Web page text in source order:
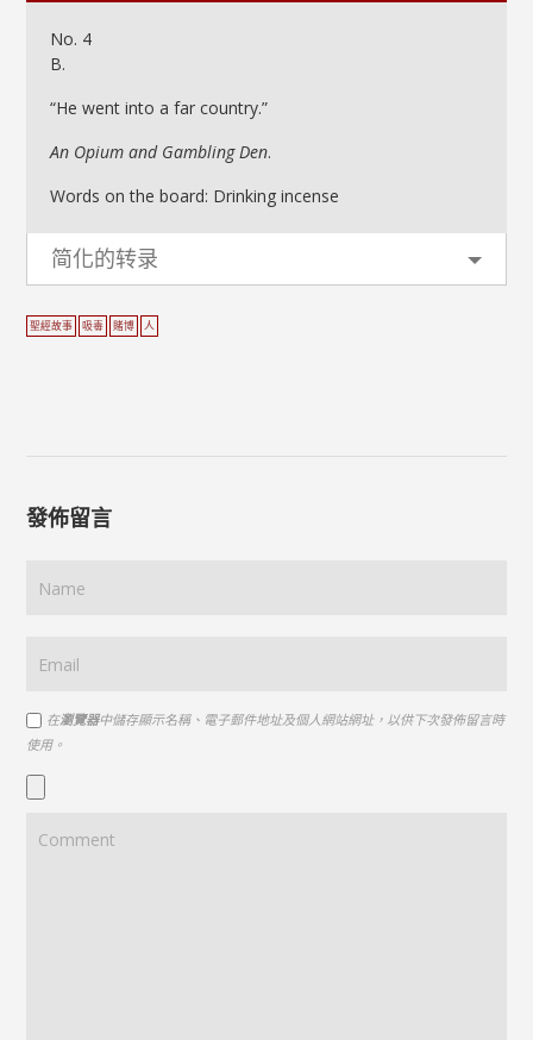
No. 4
B.
“He went into a far country.”
An Opium and Gambling Den.
Words on the board: Drinking incense
简化的转录
聖經故事 吸毒 賭博 人
發佈留言
在瀏覽器中儲存顯示名稱、電子郵件地址及個人網站網址，以供下次發佈留言時
使用。